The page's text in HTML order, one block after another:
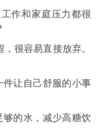
作和家庭压力都很
很容易直接放弃。
件让自己舒服的小事
的水，减少高糖饮